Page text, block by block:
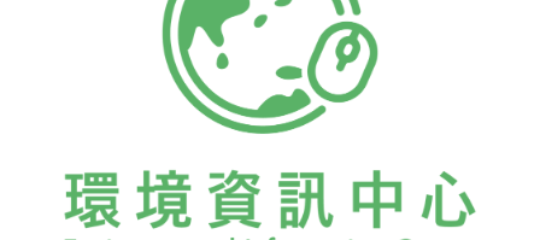
個政治上非常敏感的區域：空氣污染。另外一些報導也顯
示，與河北交界的北京和天津的肺癌發病率也出現了上
升。《中國日報》2014年援引北京市腫瘤防治研究辦公室
副主任王寧的話報道，2010年，北京地區男性的肺癌發病
率為10萬人中有75.2例，相比於八年前增長了逾50%。儘
女性肺癌發病率也增長了50%以上，達到10萬人中有45.9